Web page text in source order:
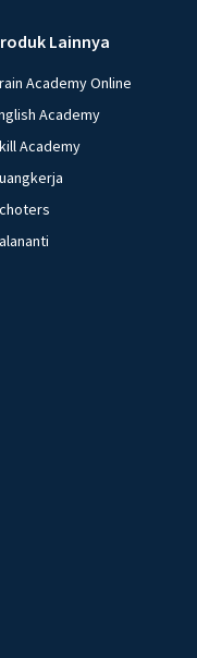
Lainnya
Academy Online
Academy
Academy